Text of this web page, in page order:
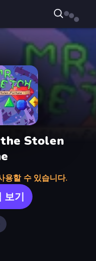
Stolen
용할 수 있습니다.
보기